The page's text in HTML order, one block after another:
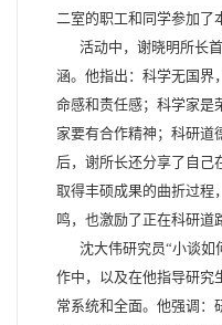
二室的职工和同学参加了
活动中，谢晓明所长首
涵。他指出：科学无国界
命感和责任感；科学家是
家要有合作精神；科研道
后，谢所长还分享了自己
取得丰硕成果的曲折过程
鸣，也激励了正在科研道
沈大伟研究员“小谈如
作中，以及在他指导研究
常系统和全面。他强调：